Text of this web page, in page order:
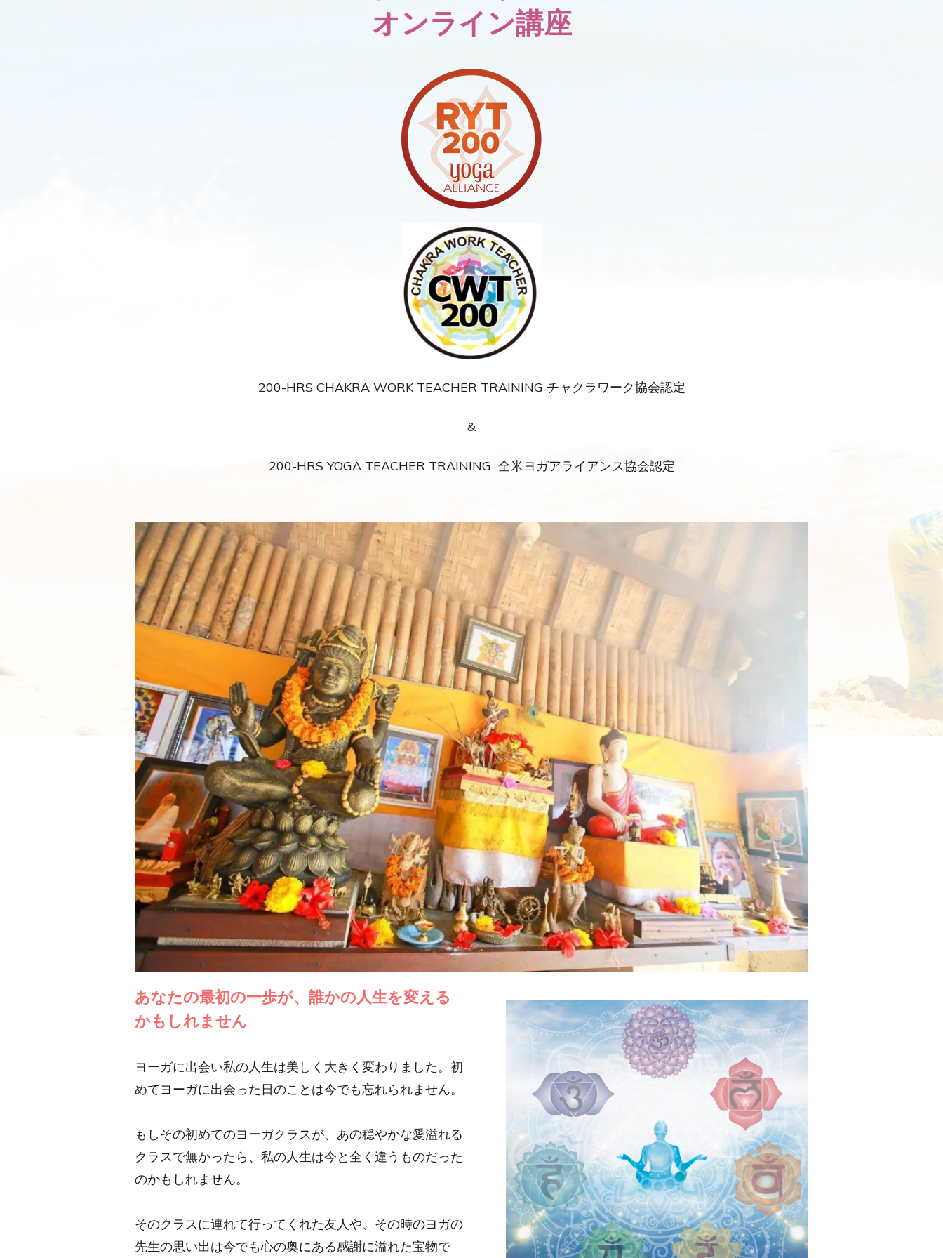
オンライン講座
200-HRS CHAKRA WORK TEACHER TRAINING チャクラワーク協会認定
&
200-HRS YOGA TEACHER TRAINING 全米ヨガアライアンス協会認定
あなたの最初の一歩が、誰かの人生を変える
かもしれません
ヨーガに出会い私の人生は美しく大きく変わりました。初
めてヨーガに出会った日のことは今でも忘れられません。
もしその初めてのヨーガクラスが、あの穏やかな愛溢れる
クラスで無かったら、私の人生は今と全く違うものだった
のかもしれません。
そのクラスに連れて行ってくれた友人や、その時のヨガの
先生の思い出は今でも心の奥にある感謝に溢れた宝物で